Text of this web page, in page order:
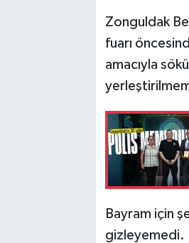
Zonguldak
fuarı
amacıyla
Bayram için
gizleyemedi.